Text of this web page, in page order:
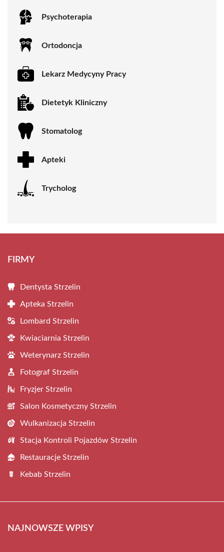
Psychoterapia
Ortodoncja
Lekarz Medycyny Pracy
Dietetyk Kliniczny
Stomatolog
Apteki
Trycholog
FIRMY
Dentysta Strzelin
Apteka Strzelin
Lombard Strzelin
Kwiaciarnia Strzelin
Weterynarz Strzelin
Fotograf Strzelin
Fryzjer Strzelin
Salon Kosmetyczny Strzelin
Wulkanizacja Strzelin
Stacja Kontroli Pojazdów Strzelin
Restauracje Strzelin
Kebab Strzelin
NAJNOWSZE WPISY